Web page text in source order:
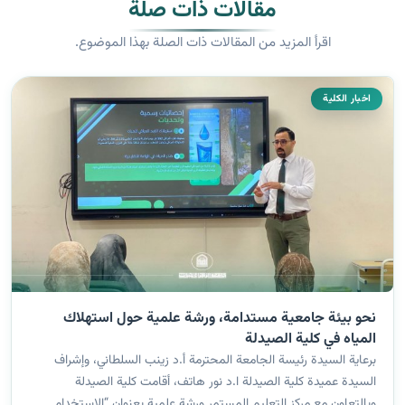
مقالات ذات صلة
اقرأ المزيد من المقالات ذات الصلة بهذا الموضوع.
اخبار الكلية
نحو بيئة جامعية مستدامة، ورشة علمية حول استهلاك
المياه في كلية الصيدلة
برعاية السيدة رئيسة الجامعة المحترمة أ.د زينب السلطاني، وإشراف
السيدة عميدة كلية الصيدلة ا.د نور هاتف، أقامت كلية الصيدلة